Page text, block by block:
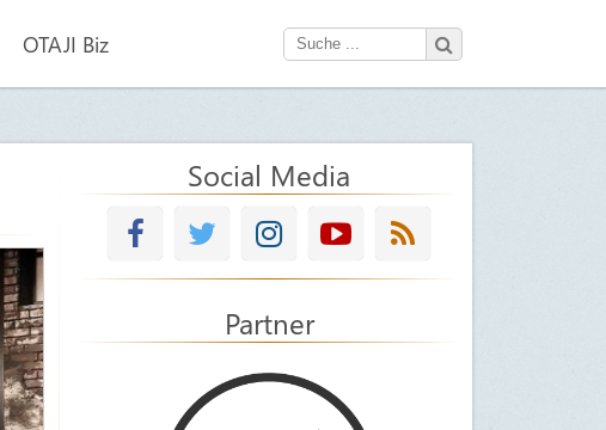
OTAJI Biz
Social Media
Partner